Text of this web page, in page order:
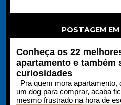
POSTAGEM
Conheça os 22
apartamento e também
curiosidades
Pra quem mora apartamento,
um dog para comprar, acaba
mesmo frustrado na hora de